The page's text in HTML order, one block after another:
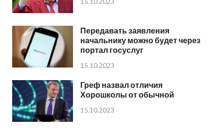
Передавать заявления
начальнику можно будет через
портал госуслуг
15.10.2023
Греф назвал отличия
Хорошколы от обычной
15.10.2023